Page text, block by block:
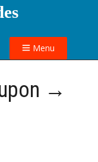
Menu
→